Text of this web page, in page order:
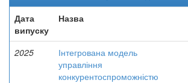
Дата
випуску
Назва
2025
Інтегрована модель
управління
конкурентоспроможністю